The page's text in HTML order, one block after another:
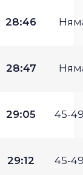
28:46
28:47
29:05 45-
29:12 45-